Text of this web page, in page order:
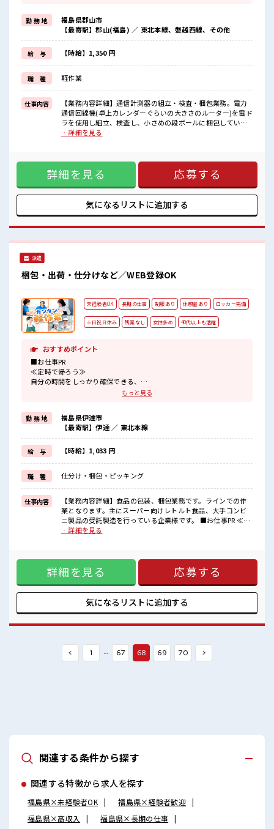
基本的に髪色自由で明るすぎたり奇抜でなければOKです！
(規定有)≪機能的な制服アリ≫
制服があるので、
毎日の服装の悩み解消♪
≪未経験でも活躍できる≫
新しいことにチャレンジするのは不安だけど、
しっかり働く環境が整っています！
イチからスキルUP・ステップUP目指していきましょう！
≪自分に合った期間で働ける≫
福利厚生が整った派遣のお仕事です！
■職場の雰囲気
キバツ過ぎなければ髪色・髪型は自由！
プライベートも謳歌できる☆
勤 務 地
福島県郡山市
【最寄駅】郡山(福島) ／ 東北本線、磐越西線、その他
給 与 【時給】1,350 円
職 種 軽作業
仕事内容
【業務内容詳細】通信計測器の組立・検査・梱包業務。電力
通信回線機(卓上カレンダーぐらいの大きさのルーター)を電ド
ラを使用し組立、検査し、小さめの段ボールに梱包していた
だきます。ライン作業ではあります。単純な作業のため黙々
造・保守、エレクトロニクス機器の開発・製造 ■お仕事PR ≪
時間にメリハリを≫ 残業はほとんどナシ！ 場合によってはお
願いすることもあります♪ ≪髪型自由≫ 基本的に髪色自由で
明るすぎたり奇抜でなければOKです！ (規定有)≪機能的な制
服アリ≫ 制服があるので、 毎日の服装の悩み解消♪ ≪未経験
でも活躍できる≫ 新しいことにチャレンジするのは不安だけ
ステップUP目指していきましょう！ ≪自分に合った期間で働
ける≫ 福利厚生が整った派遣のお仕事です！ ■職場の雰囲気
る☆
…詳細を見る
詳細を見る 応募する
気になるリストに追加する
派遣
梱包・出荷・仕分けなど／WEB登録OK
未経験者OK 長期の仕事 制服あり 休憩室あり ロッカー完備
土日祝日休み 残業なし 女性多め 40代以上も活躍
おすすめポイント
■お仕事PR
≪定時で帰ろう≫
自分の時間をしっかり確保できる、
もちろん男性の応募も歓迎ですよ！
≪土日祝休のお仕事≫
家族や友人と一緒にプライベート満喫！
制服があると毎日の服選びに悩まずOK♪
≪未経験の方も大カンゲイ≫
新しいことにチャレンジするのは不安だけど、
しっかり働く環境が整っています！
イチからスキルUP・ステップUP目指していきましょう！
≪自分に合った期間で働ける≫
福利厚生が整った派遣のお仕事です！
■職場の雰囲気
女性多めで休み時間は女子トークがあふれる職場です！
オンオフの切替もできちゃう！
もっと見る
勤 務 地
福島県伊達市
【最寄駅】伊達 ／ 東北本線
給 与 【時給】1,033 円
職 種 仕分け・梱包・ピッキング
仕事内容
【業務内容詳細】食品の包装、梱包業務です。ラインでの作
業となります。主にスーパー向けレトルト食品、大手コンビ
ニ製品の受託製造を行っている企業様です。 ■お仕事PR ≪定
時で帰ろう≫ 自分の時間をしっかり確保できる、 残業基本ナ
ライベート満喫！ 制服があると毎日の服選びに悩まずOK♪
≪未経験の方も大カンゲイ≫ 新しいことにチャレンジするの
は不安だけど、 しっかり働く環境が整っています！ イチから
スキルUP・ステップUP目指していきましょう！ ≪自分に合
った期間で働ける≫ 福利厚生が整った派遣のお仕事です！ ■
職場の雰囲気 女性多めで休み時間は女子トークがあふれる職
休憩室あり！ オンオフの切替もできちゃう！
…詳細を見る
詳細を見る 応募する
気になるリストに追加する
< 1 … 67 68 69 70 >
関連する条件から探す
関連する特徴から求人を探す
福島県×未経験者OK
福島県×経験者歓迎
福島県×高収入
福島県×長期の仕事